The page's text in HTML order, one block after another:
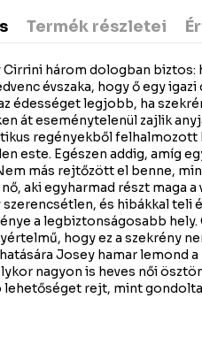
Termék részletei
Cirrini három dologban biztos:
évszaka, hogy ő egy
édességet legjobb, ha
át eseménytelenül zajlik
regényekből felhalmozott
este. Egészen addig, amíg
más rejtőzött el benne,
aki egyharmad részt maga
és hibákkal teli
a legbiztonságosabb
hogy ez a szekrény
Josey hamar lemond
nagyon is heves női
lehetőséget rejt, mint